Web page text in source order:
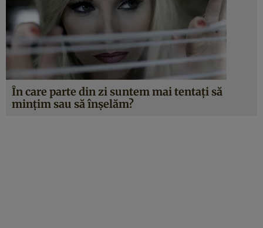
În care parte din zi suntem mai tentaţi să
minţim sau să înşelăm?